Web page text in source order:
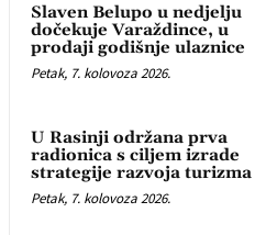
Slaven Belupo u nedjelju
dočekuje Varaždince, u
prodaji godišnje ulaznice
Petak, 7. kolovoza 2026.
U Rasinji održana prva
radionica s ciljem izrade
strategije razvoja turizma
Petak, 7. kolovoza 2026.